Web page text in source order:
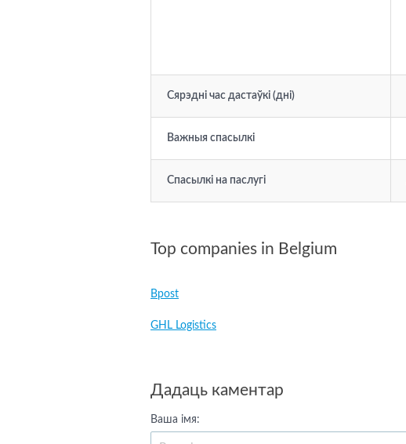
Сярэдні час дастаўкі (дні)
Важныя спасылкі
Спасылкі на паслугі
Top companies in Belgium
Bpost
GHL Logistics
Дадаць каментар
Ваша імя: